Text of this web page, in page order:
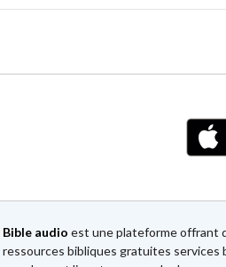
Bible audio est une plateforme offrant
ressources bibliques gratuites